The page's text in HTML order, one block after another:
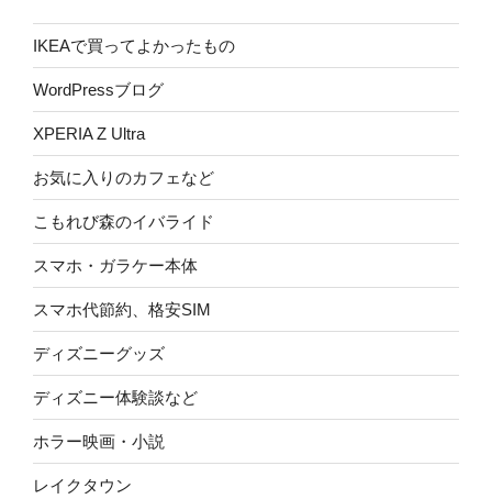
IKEAで買ってよかったもの
WordPressブログ
XPERIA Z Ultra
お気に入りのカフェなど
こもれび森のイバライド
スマホ・ガラケー本体
スマホ代節約、格安SIM
ディズニーグッズ
ディズニー体験談など
ホラー映画・小説
レイクタウン